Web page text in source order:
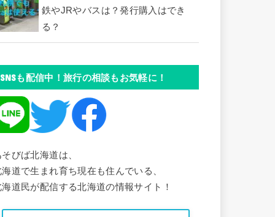
鉄やJRやバスは？発行購入はでき
る？
SNSも配信中！旅行の相談もお気軽に！
びば北海道は、
海道で生まれ育ち現在も住んでいる、
海道民が配信する北海道の情報サイト！